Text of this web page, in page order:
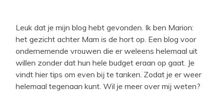
Leuk dat je mijn blog hebt gevonden. Ik ben Marion:
het gezicht achter Mam is de hort op. Een blog voor
ondernemende vrouwen die er weleens helemaal uit
willen zonder dat hun hele budget eraan op gaat. Je
vindt hier tips om even bij te tanken. Zodat je er weer
helemaal tegenaan kunt. Wil je meer over mij weten?